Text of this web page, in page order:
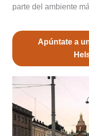
parte del ambiente
Apúntate a